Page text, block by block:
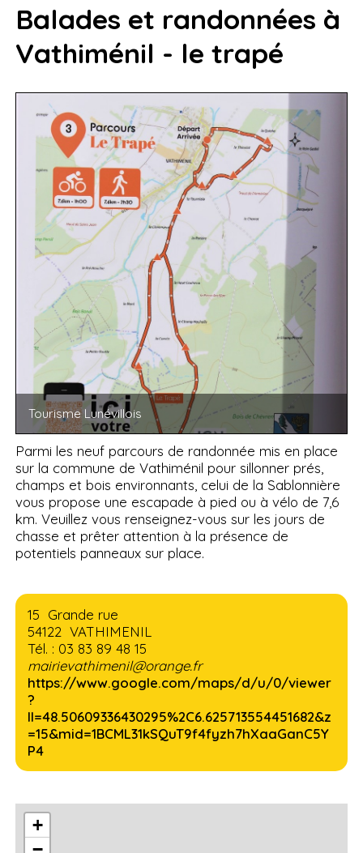
Balades et randonnées à
Vathiménil - le trapé
Tourisme Lunévillois
Parmi les neuf parcours de randonnée mis en place
sur la commune de Vathiménil pour sillonner prés,
champs et bois environnants, celui de la Sablonnière
vous propose une escapade à pied ou à vélo de 7,6
km. Veuillez vous renseignez-vous sur les jours de
chasse et prêter attention à la présence de
potentiels panneaux sur place.
15 Grande rue
54122 VATHIMENIL
Tél. : 03 83 89 48 15
mairievathimenil@orange.fr
https://www.google.com/maps/d/u/0/viewer
?
ll=48.50609336430295%2C6.625713554451682&z
=15&mid=1BCML31kSQuT9f4fyzh7hXaaGanC5Y
P4
+